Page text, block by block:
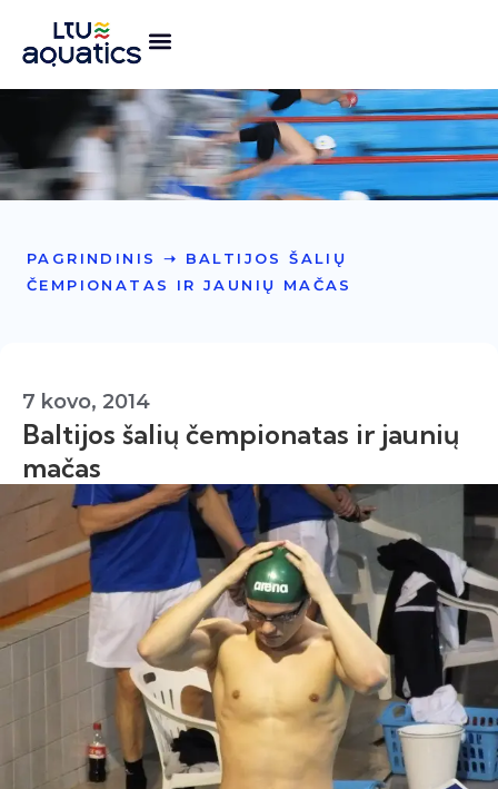
PAGRINDINIS ➝ BALTIJOS ŠALIŲ
ČEMPIONATAS IR JAUNIŲ MAČAS
7 kovo, 2014
Baltijos šalių čempionatas ir jaunių
mačas